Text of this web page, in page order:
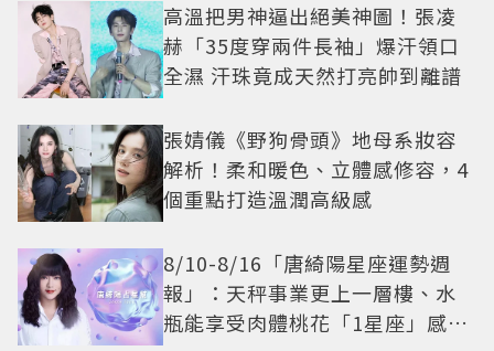
高溫把男神逼出絕美神圖！張凌
赫「35度穿兩件長袖」爆汗領口
全濕 汗珠竟成天然打亮帥到離譜
張婧儀《野狗骨頭》地母系妝容
解析！柔和暖色、立體感修容，4
個重點打造溫潤高級感
8/10-8/16「唐綺陽星座運勢週
報」：天秤事業更上一層樓、水
瓶能享受肉體桃花「1星座」感情